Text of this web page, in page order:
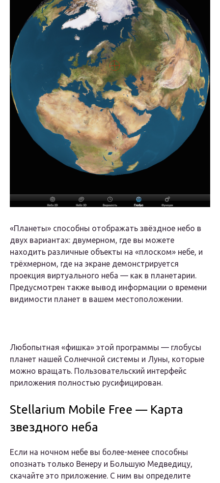
«Планеты» способны отображать звёздное небо в
двух вариантах: двумерном, где вы можете
находить различные объекты на «плоском» небе, и
трёхмерном, где на экране демонстрируется
проекция виртуального неба — как в планетарии.
Предусмотрен также вывод информации о времени
видимости планет в вашем местоположении.
Любопытная «фишка» этой программы — глобусы
планет нашей Солнечной системы и Луны, которые
можно вращать. Пользовательский интерфейс
приложения полностью русифицирован.
Stellarium Mobile Free — Карта
звездного неба
Если на ночном небе вы более-менее способны
опознать только Венеру и Большую Медведицу,
скачайте это приложение. С ним вы определите